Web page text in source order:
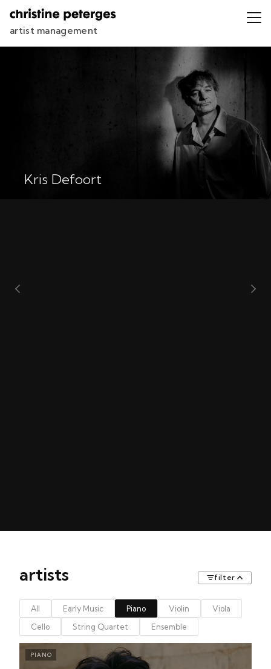
artist management
Kris Defoort
Severin von Eckardstein
artists filter
All Early Music Piano Violin
Viola
Cello
String Quartet Ensemble
PIANO